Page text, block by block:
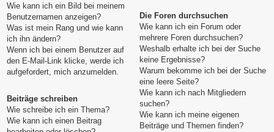
Wie kann ich ein Bild bei meinem
Benutzernamen anzeigen?
Was ist mein Rang und wie kann
ich ihn ändern?
Wenn ich bei einem Benutzer auf
den E-Mail-Link klicke, werde ich
aufgefordert, mich anzumelden.
Beiträge schreiben
Wie schreibe ich ein Thema?
Wie kann ich einen Beitrag
Die Foren durchsuchen
Wie kann ich ein Forum oder
mehrere Foren durchsuchen?
Weshalb erhalte ich bei der Suche
keine Ergebnisse?
Warum bekomme ich bei der Suche
eine leere Seite?
Wie kann ich nach Mitgliedern
suchen?
Wie kann ich meine eigenen
Beiträge und Themen finden?